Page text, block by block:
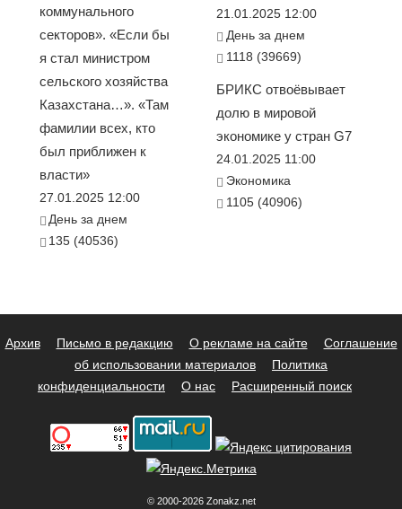
коммунального
секторов». «Если бы
я стал министром
сельского хозяйства
Казахстана…». «Там
фамилии всех, кто
был приближен к
власти»
27.01.2025 12:00
День за днем
135 (40536)
21.01.2025 12:00
День за днем
1118 (39669)
БРИКС отвоёвывает
долю в мировой
экономике у стран G7
24.01.2025 11:00
Экономика
1105 (40906)
Архив Письмо в редакцию О рекламе на сайте
Соглашение
об использовании материалов
Политика
конфиденциальности
О нас Расширенный поиск
© 2000-2026 Zonakz.net